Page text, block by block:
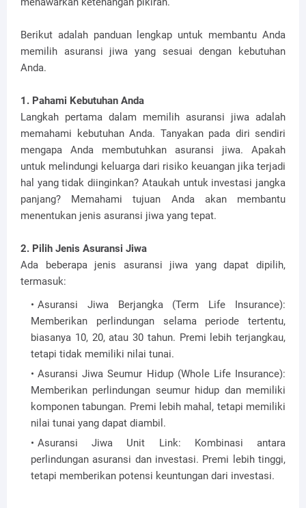
Berikut adalah panduan lengkap untuk membantu Anda
memilih asuransi jiwa yang sesuai dengan kebutuhan
Anda.
1. Pahami Kebutuhan Anda
Langkah pertama dalam memilih asuransi jiwa adalah
memahami kebutuhan Anda. Tanyakan pada diri sendiri
mengapa Anda membutuhkan asuransi jiwa. Apakah
untuk melindungi keluarga dari risiko keuangan jika terjadi
hal yang tidak diinginkan? Ataukah untuk investasi jangka
panjang? Memahami tujuan Anda akan membantu
menentukan jenis asuransi jiwa yang tepat.
2. Pilih Jenis Asuransi Jiwa
Ada beberapa jenis asuransi jiwa yang dapat dipilih,
termasuk:
Asuransi Jiwa Berjangka (Term Life Insurance):
Memberikan perlindungan selama periode tertentu,
biasanya 10, 20, atau 30 tahun. Premi lebih terjangkau,
tetapi tidak memiliki nilai tunai.
Asuransi Jiwa Seumur Hidup (Whole Life Insurance):
Memberikan perlindungan seumur hidup dan memiliki
komponen tabungan. Premi lebih mahal, tetapi memiliki
nilai tunai yang dapat diambil.
Asuransi Jiwa Unit Link: Kombinasi antara
perlindungan asuransi dan investasi. Premi lebih tinggi,
tetapi memberikan potensi keuntungan dari investasi.